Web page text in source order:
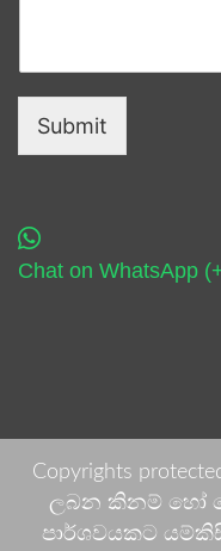
Submit
Chat on WhatsApp
Copyrights
ලබන කිනම් හෝ
පාර්ශවයකට